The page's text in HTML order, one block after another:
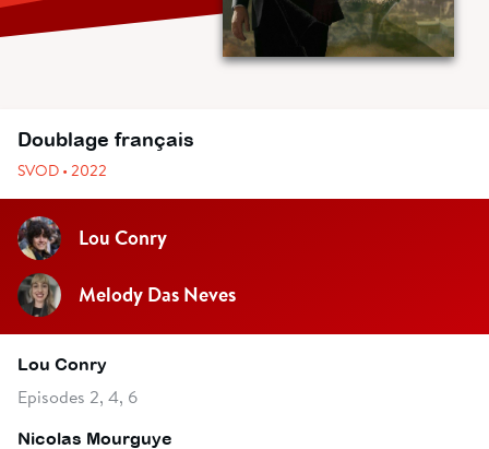
Doublage français
SVOD • 2022
Lou Conry
Melody Das Neves
Lou Conry
Episodes 2, 4, 6
Nicolas Mourguye